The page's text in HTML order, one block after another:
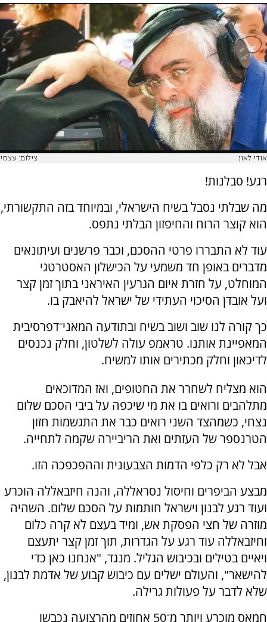
אודי לאון צילום: עצמי
רגע! סבלנות!
מה שבלתי נסבל בשיח הישראלי, ובמיוחד בזה התקשורתי,
הוא קוצר הרוח והחיפזון הבלתי נתפס.
עוד לא התבררו פרטי ההסכם, וכבר פרשנים ועיתונאים
מדברים באופן חד משמעי על הכישלון האסטרטגי
המוחלט, על חזרת איום הגרעין האיראני בתוך זמן קצר
ועל אובדן הסיכוי העתידי של ישראל להיאבק בו.
כך קורה לנו שוב ושוב בשיח ובתודעה המאני־דפרסיבית
המאפיינת אותנו. טראמפ עולה לשלטון, וחלק נכנסים
לדיכאון וחלק מכתירים אותו למשיח.
הוא מצליח לשחרר את החטופים, ואז המדוכאים
מתלהבים ורואים בו את מי שיכפה על ביבי הסכם שלום
נצחי, כשמהצד השני רואים כבר את התגשמות חזון
הטרנספר של העזתים ואת הריביירה שקמה לתחייה.
אבל לא רק כלפי הדמות הצבעונית וההפכפכה הזו.
מבצע הביפרים וחיסול נסראללה, והנה חיזבאללה הוכרע
ועוד רגע לבנון וישראל חותמות על הסכם שלום. השהיה
מוזרה של חצי הפסקת אש, ומיד בעצם לא קרה כלום
וחיזבאללה עוד רגע על הגדרות, תוך זמן קצר יתעצם
ויאיים בטילים ובכיבוש הגליל. מנגד, "אנחנו כאן כדי
להישאר", והעולם ישלים עם כיבוש קבוע של אדמת לבנון,
שלא לדבר על פעולות גרילה.
חמאס מוכרע ויותר מ־50 אחוזים מהרצועה נכבשו